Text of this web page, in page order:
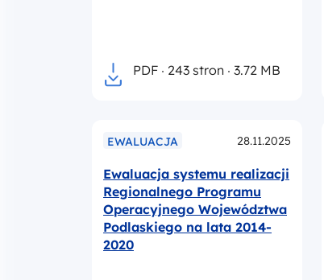
PDF 243 stron 3.72 MB
EWALUACJA 28.11.2025
Ewaluacja systemu realizacji
Regionalnego Programu
Operacyjnego Województwa
Podlaskiego na lata 2014-
2020